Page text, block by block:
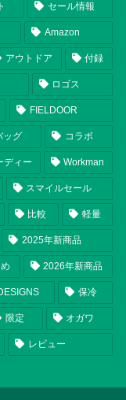
セール情報
Amazon
アウトドア 付録
ロゴス
FIELDOOR
ッグ コラボ
ディー Workman
スマイルセール
比較 軽量
2025年新商品
2026年新商品
保冷
限定 オガワ
レビュー